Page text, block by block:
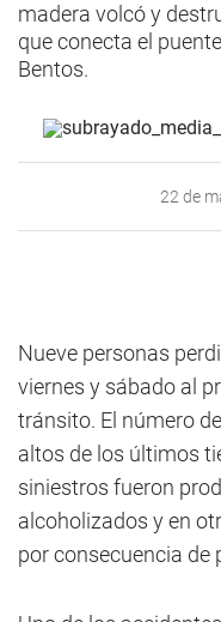
madera volcó y
que conecta el
Bentos.
22 de
Nueve personas
viernes y sábado al
tránsito. El número
altos de los últimos
siniestros fueron
alcoholizados y en
por consecuencia de